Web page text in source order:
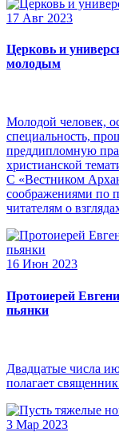
17 Авг 2023
Церковь и
молодым
Молодой человек,
специальность,
преддипломную
христианской
С «Вестником
соображениями по
читателям о
16 Июн 2023
Протоиерей
пьянки
Двадцатые числа
полагает
3 Мар 2023